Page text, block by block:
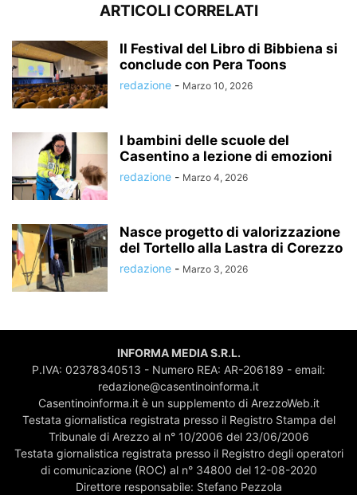
ARTICOLI CORRELATI
Il Festival del Libro di Bibbiena si
conclude con Pera Toons
redazione - Marzo 10, 2026
I bambini delle scuole del
Casentino a lezione di emozioni
redazione - Marzo 4, 2026
Nasce progetto di valorizzazione
del Tortello alla Lastra di Corezzo
redazione - Marzo 3, 2026
INFORMA MEDIA S.R.L.
P.IVA: 02378340513 - Numero REA: AR-206189 - email:
redazione@casentinoinforma.it
Casentinoinforma.it è un supplemento di ArezzoWeb.it
Testata giornalistica registrata presso il Registro Stampa del
Tribunale di Arezzo al n° 10/2006 del 23/06/2006
Testata giornalistica registrata presso il Registro degli operatori
di comunicazione (ROC) al n° 34800 del 12-08-2020
Direttore responsabile: Stefano Pezzola